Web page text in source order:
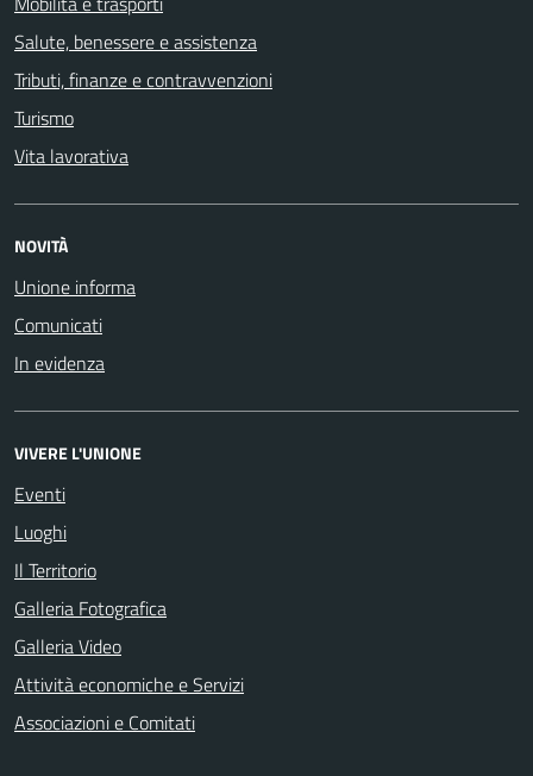
Salute, benessere e assistenza
Tributi, finanze e contravvenzioni
Turismo
Vita lavorativa
NOVITÀ
Unione informa
Comunicati
In evidenza
VIVERE L'UNIONE
Eventi
Luoghi
Il Territorio
Galleria Fotografica
Galleria Video
Attività economiche e Servizi
Associazioni e Comitati